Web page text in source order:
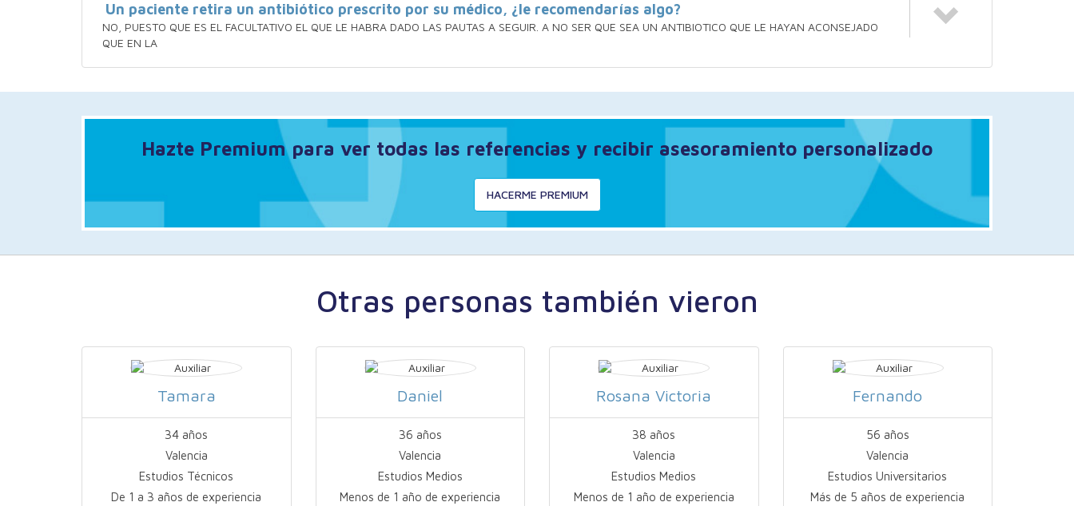
Un paciente retira un antibiótico prescrito por su médico, ¿le recomendarías algo?
NO, PUESTO QUE ES EL FACULTATIVO EL QUE LE HABRA DADO LAS PAUTAS A SEGUIR. A NO SER QUE SEA UN ANTIBIOTICO QUE LE HAYAN ACONSEJADO
QUE EN LA
Hazte Premium para ver todas las referencias y recibir asesoramiento personalizado
HACERME PREMIUM
Otras personas también vieron
Tamara
34 años
Valencia
Estudios Técnicos
De 1 a 3 años de experiencia
Daniel
36 años
Valencia
Estudios Medios
Menos de 1 año de experiencia
Rosana Victoria
38 años
Valencia
Estudios Medios
Menos de 1 año de experiencia
Fernando
56 años
Valencia
Estudios Universitarios
Más de 5 años de experiencia